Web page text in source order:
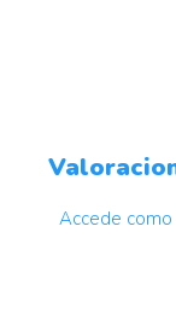
Accede